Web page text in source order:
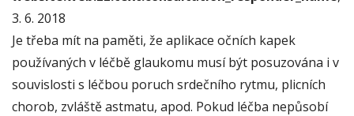
3. 6. 2018
Je třeba mít na paměti, že aplikace očních kapek
používaných v léčbě glaukomu musí být posuzována i v
souvislosti s léčbou poruch srdečního rytmu, plicních
chorob, zvláště astmatu, apod. Pokud léčba nepůsobí